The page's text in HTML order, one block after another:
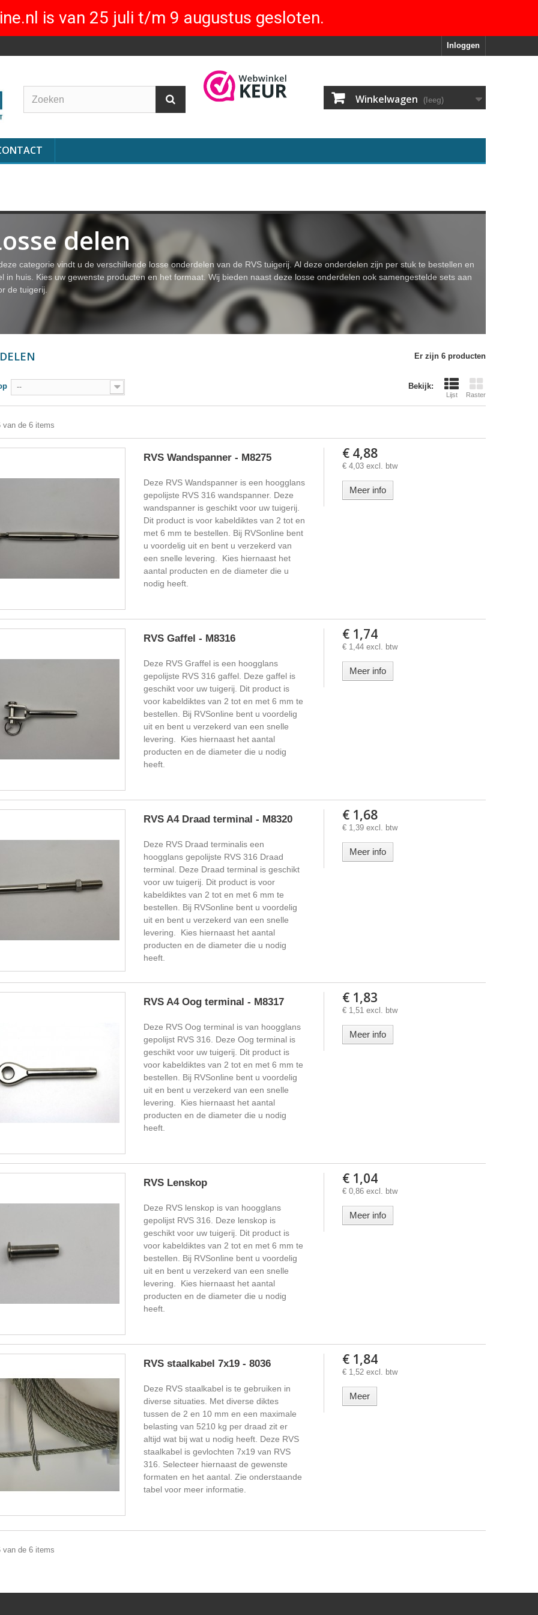
is van 25 juli t/m 9 augustus gesloten.
Inloggen
Winkelwagen (leeg)
delen
categorie vindt u de verschillende losse onderdelen van de RVS tuigerij. Al deze onderdelen zijn per stuk te bestellen en
in huis. Kies uw gewenste producten en het formaat. Wij bieden naast deze losse onderdelen ook samengestelde sets aan
de tuigerij.
Er zijn 6 producten
Bekijk:
Raster
Lijst
--
van de 6 items
RVS Wandspanner - M8275
Deze RVS Wandspanner is een hoogglans
gepolijste RVS 316 wandspanner. Deze
wandspanner is geschikt voor uw tuigerij.
Dit product is voor kabeldiktes van 2 tot en
met 6 mm te bestellen. Bij RVSonline bent
u voordelig uit en bent u verzekerd van
een snelle levering. Kies hiernaast het
aantal producten en de diameter die u
nodig heeft.
€ 4,88
€ 4,03 excl. btw
Meer info
RVS Gaffel - M8316
Deze RVS Graffel is een hoogglans
gepolijste RVS 316 gaffel. Deze gaffel is
geschikt voor uw tuigerij. Dit product is
voor kabeldiktes van 2 tot en met 6 mm te
bestellen. Bij RVSonline bent u voordelig
uit en bent u verzekerd van een snelle
levering. Kies hiernaast het aantal
producten en de diameter die u nodig
heeft.
€ 1,74
€ 1,44 excl. btw
Meer info
RVS A4 Draad terminal - M8320
Deze RVS Draad terminalis een
hoogglans gepolijste RVS 316 Draad
terminal. Deze Draad terminal is geschikt
voor uw tuigerij. Dit product is voor
kabeldiktes van 2 tot en met 6 mm te
bestellen. Bij RVSonline bent u voordelig
uit en bent u verzekerd van een snelle
levering. Kies hiernaast het aantal
producten en de diameter die u nodig
heeft.
€ 1,68
€ 1,39 excl. btw
Meer info
RVS A4 Oog terminal - M8317
Deze RVS Oog terminal is van hoogglans
gepolijst RVS 316. Deze Oog terminal is
geschikt voor uw tuigerij. Dit product is
voor kabeldiktes van 2 tot en met 6 mm te
bestellen. Bij RVSonline bent u voordelig
uit en bent u verzekerd van een snelle
levering. Kies hiernaast het aantal
producten en de diameter die u nodig
heeft.
€ 1,83
€ 1,51 excl. btw
Meer info
RVS Lenskop
Deze RVS lenskop is van hoogglans
gepolijst RVS 316. Deze lenskop is
geschikt voor uw tuigerij. Dit product is
voor kabeldiktes van 2 tot en met 6 mm te
bestellen. Bij RVSonline bent u voordelig
uit en bent u verzekerd van een snelle
levering. Kies hiernaast het aantal
producten en de diameter die u nodig
heeft.
€ 1,04
€ 0,86 excl. btw
Meer info
RVS staalkabel 7x19 - 8036
Deze RVS staalkabel is te gebruiken in
diverse situaties. Met diverse diktes
tussen de 2 en 10 mm en een maximale
belasting van 5210 kg per draad zit er
altijd wat bij wat u nodig heeft. Deze RVS
staalkabel is gevlochten 7x19 van RVS
316. Selecteer hiernaast de gewenste
formaten en het aantal. Zie onderstaande
tabel voor meer informatie.
€ 1,84
€ 1,52 excl. btw
Meer
van de 6 items